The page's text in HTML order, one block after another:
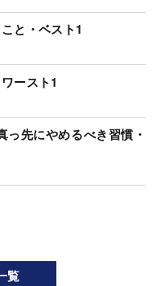
と・ベスト1
ースト1
先にやめるべき習慣・
覧